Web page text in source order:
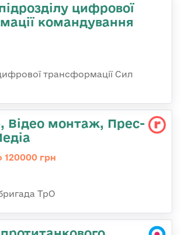
цифрової
командування
трансформації Сил
Відео монтаж, Прес-
120000 грн
ТрО